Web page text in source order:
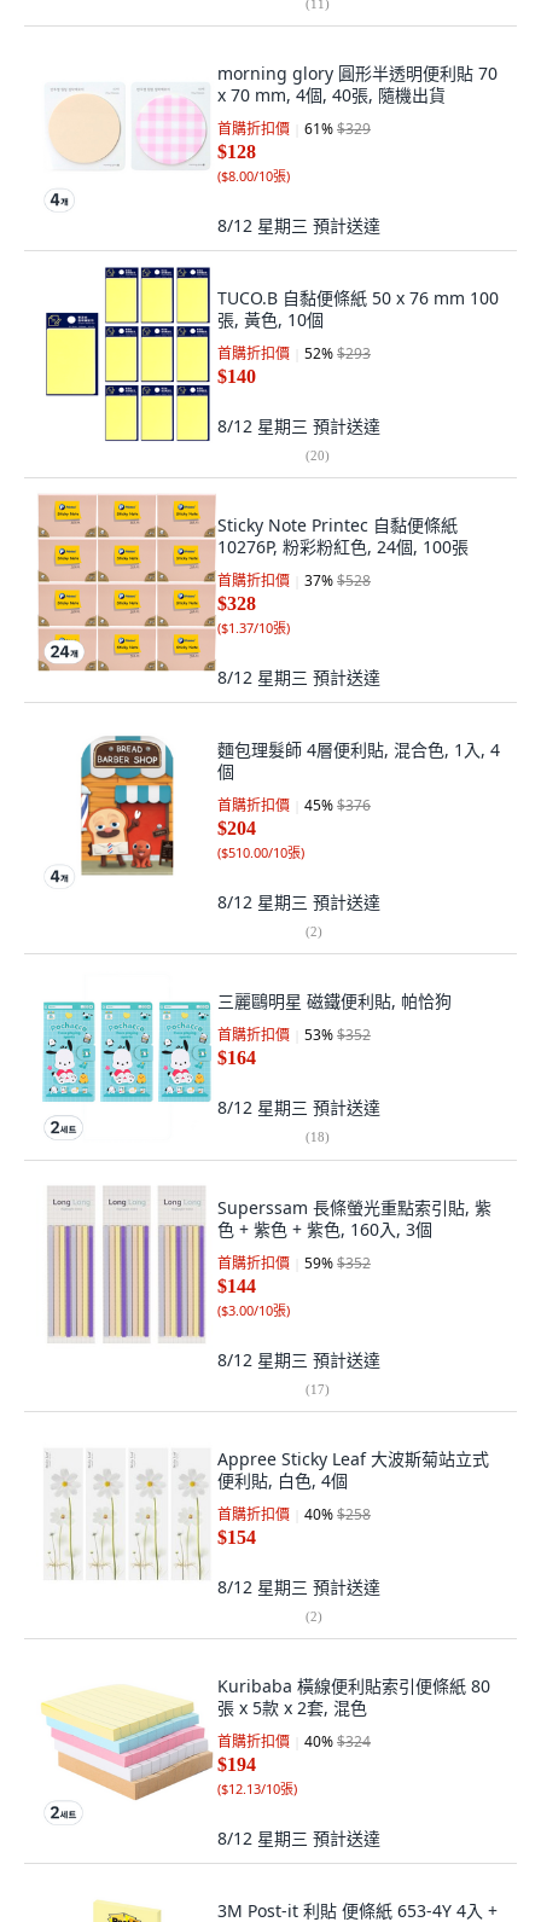
(11)
morning glory 圓形半透明便利貼 70
x 70 mm, 4個, 40張, 隨機出貨
首購折扣價 61%$329
$128
($8.00/10張)
8/12 星期三 預計送達
TUCO.B 自黏便條紙 50 x 76 mm 100
張, 黃色, 10個
首購折扣價 52%$293
$140
8/12 星期三 預計送達
(20)
Sticky Note Printec 自黏便條紙
10276P, 粉彩粉紅色, 24個, 100張
首購折扣價 37%$528
$328
($1.37/10張)
8/12 星期三 預計送達
麵包理髮師 4層便利貼, 混合色, 1入, 4
個
首購折扣價 45%$376
$204
($510.00/10張)
8/12 星期三 預計送達
(2)
三麗鷗明星 磁鐵便利貼, 帕恰狗
首購折扣價 53%$352
$164
8/12 星期三 預計送達
(18)
Superssam 長條螢光重點索引貼, 紫
色 + 紫色 + 紫色, 160入, 3個
首購折扣價 59%$352
$144
($3.00/10張)
8/12 星期三 預計送達
(17)
Appree Sticky Leaf 大波斯菊站立式
便利貼, 白色, 4個
首購折扣價 40%$258
$154
8/12 星期三 預計送達
(2)
Kuribaba 橫線便利貼索引便條紙 80
張 x 5款 x 2套, 混色
首購折扣價 40%$324
$194
($12.13/10張)
8/12 星期三 預計送達
3M Post-it 利貼 便條紙 653-4Y 4入 +